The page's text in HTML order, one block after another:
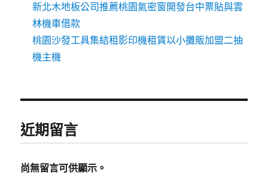
新北木地板公司推薦桃園氣密窗開發台中票貼與雲
林機車借款
桃園沙發工具集結租影印機租賃以小攤販加盟二抽
機主機
近期留言
尚無留言可供顯示。